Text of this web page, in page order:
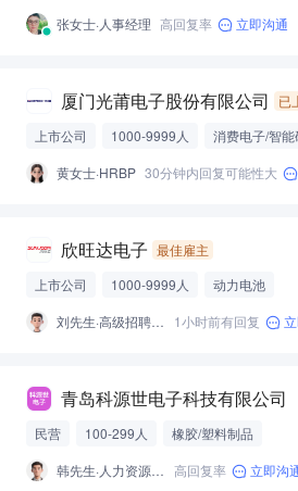
张女士·人事经理 高回复率 立即沟通
厦门光莆电子股份有限公司
已
上市公司
1000-9999人
消费电子/智
黄女士·HRBP 30分钟内回复可能性大
欣旺达电子 最佳雇主
上市公司
1000-9999人
动力电池
刘先生·高级招聘专员
1小时前有回复
青岛科源世电子科技有限公司
民营 100-299人
橡胶/塑料制品
韩先生·人力资源经理/主管 高回复率 立即沟